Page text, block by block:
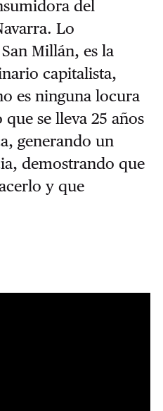
del
Lo
Millán, es la
capitalista,
es ninguna locura
se lleva 25 años
generando un
demostrando que
y que